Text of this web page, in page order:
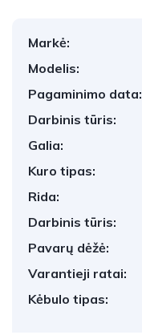
Markė:
Modelis:
Pagaminimo data:
Darbinis tūris:
Galia:
Kuro tipas:
Rida:
Darbinis tūris:
Pavarų dėžė:
Varantieji ratai:
Kėbulo tipas: